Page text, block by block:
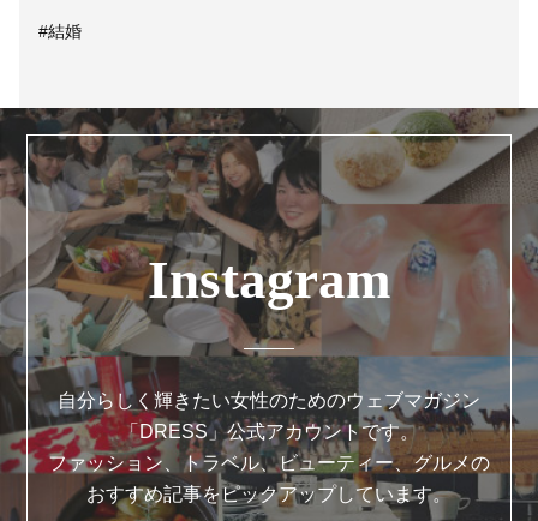
#結婚
Instagram
自分らしく輝きたい女性のためのウェブマガジン
「DRESS」公式アカウントです。
ファッション、トラベル、ビューティー、グルメの
おすすめ記事をピックアップしています。